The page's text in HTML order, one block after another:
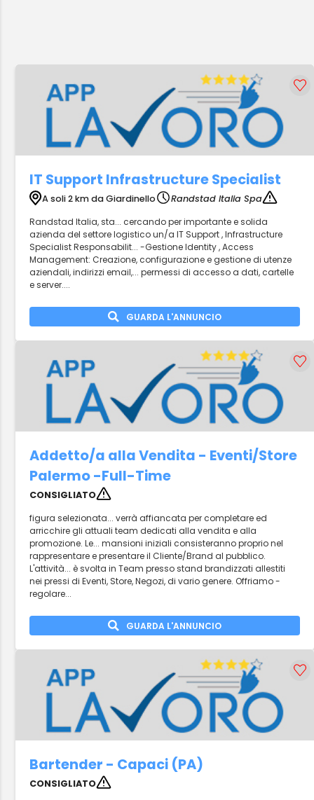
IT Support Infrastructure Specialist
A soli 2 km da Giardinello
Randstad Italia Spa
Randstad Italia, sta... cercando per importante e solida
azienda del settore logistico un/a IT Support , Infrastructure
Specialist Responsabilit... -Gestione Identity , Access
Management: Creazione, configurazione e gestione di utenze
aziendali, indirizzi email,... permessi di accesso a dati, cartelle
e server....
GUARDA L'ANNUNCIO
Addetto/a alla Vendita - Eventi/Store
Palermo -Full-Time
CONSIGLIATO
figura selezionata... verrà affiancata per completare ed
arricchire gli attuali team dedicati alla vendita e alla
promozione. Le... mansioni iniziali consisteranno proprio nel
rappresentare e presentare il Cliente/Brand al pubblico.
L'attività... è svolta in Team presso stand brandizzati allestiti
nei pressi di Eventi, Store, Negozi, di vario genere. Offriamo -
regolare...
GUARDA L'ANNUNCIO
Bartender - Capaci (PA)
CONSIGLIATO